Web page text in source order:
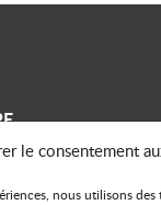
le consentement
nous utilisons